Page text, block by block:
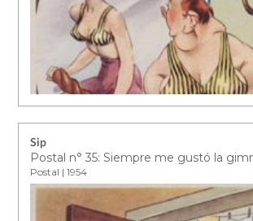
Sip
Postal n° 35: Siempre me gustó la
Postal | 1954